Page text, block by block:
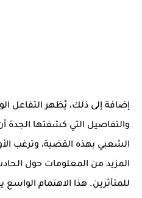
إضافة إلى ذلك، يُظهر التفاعل
والتفاصيل التي كشفتها الجدة
الشعبي بهذه القضية، وترغب
المزيد من المعلومات حول
للمتأثرين. هذا الاهتمام